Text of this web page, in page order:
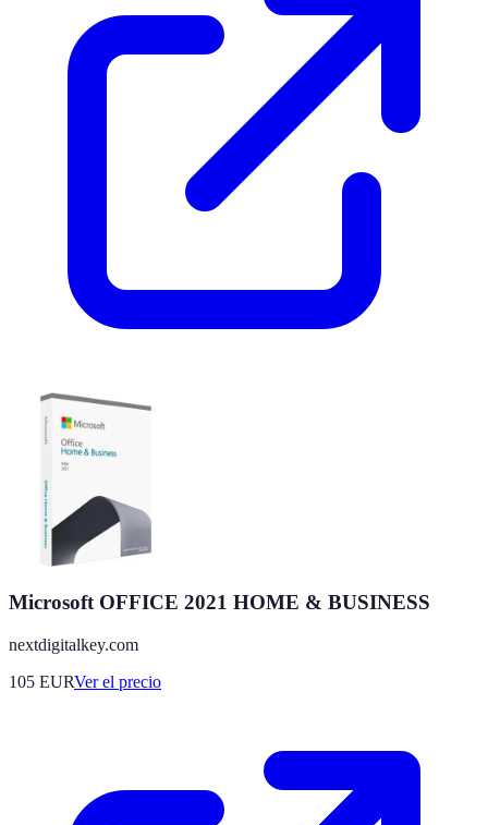
Microsoft OFFICE 2021 HOME & BUSINESS
nextdigitalkey.com
105 EURVer el precio